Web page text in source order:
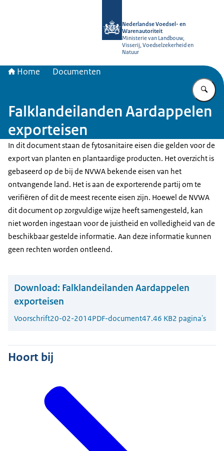
Nederlandse Voedsel- en
Warenautoriteit
Ministerie van Landbouw,
Visserij, Voedselzekerheid en
Natuur
Home Documenten
Falklandeilanden Aardappelen
exporteisen
In dit document staan de fytosanitaire eisen die gelden voor de
export van planten en plantaardige producten. Het overzicht is
gebaseerd op de bij de NVWA bekende eisen van het
ontvangende land. Het is aan de exporterende partij om te
verifiëren of dit de meest recente eisen zijn. Hoewel de NVWA
dit document op zorgvuldige wijze heeft samengesteld, kan
niet worden ingestaan voor de juistheid en volledigheid van de
beschikbaar gestelde informatie. Aan deze informatie kunnen
geen rechten worden ontleend.
Download: Falklandeilanden Aardappelen
exporteisen
Voorschrift20-02-2014PDF-document47.46 KB2 pagina's
Hoort bij